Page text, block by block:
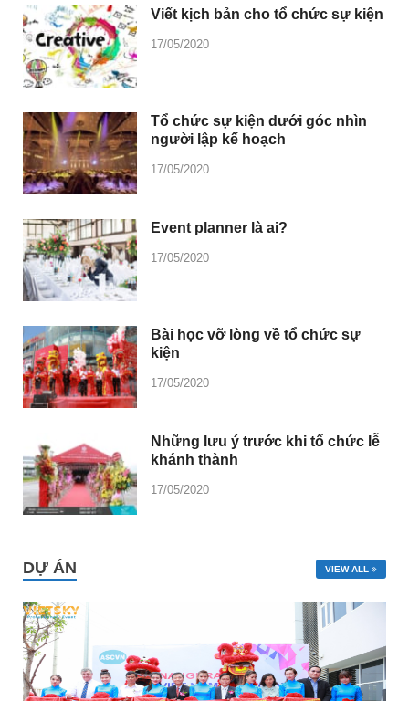
Viết kịch bản cho tổ chức sự kiện
17/05/2020
Tổ chức sự kiện dưới góc nhìn
người lập kế hoạch
17/05/2020
Event planner là ai?
17/05/2020
Bài học vỡ lòng về tổ chức sự
kiện
17/05/2020
Những lưu ý trước khi tổ chức lễ
khánh thành
17/05/2020
DỰ ÁN VIEW ALL